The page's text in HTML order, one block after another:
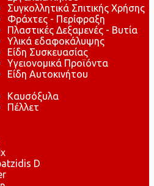
Συγκολλητικά Σπιτικής Χρήσης
Φράχτες - Περίφραξη
Πλαστικές Δεξαμενές - Βυτία
Υλικά εδαφοκάλυψης
Είδη Συσκευασίας
Υγειονομικά Προϊόντα
Είδη Αυτοκινήτου
Καυσόξυλα
Πέλλετ